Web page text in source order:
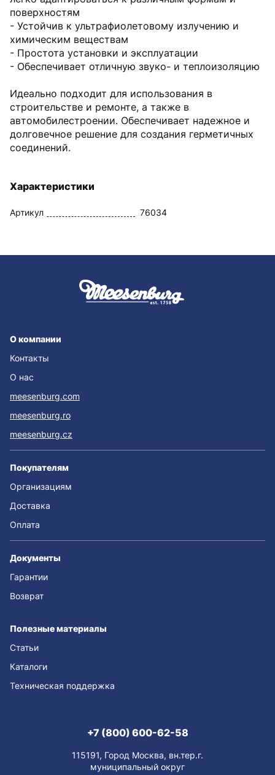
поверхностям
- Устойчив к ультрафиолетовому излучению и
химическим веществам
- Простота установки и эксплуатации
- Обеспечивает отличную звуко- и теплоизоляцию
Идеально подходит для использования в
строительстве и ремонте, а также в
автомобилестроении. Обеспечивает надежное и
долговечное решение для создания герметичных
соединений.
Характеристики
Артикул 76034
О компании
Контакты
О нас
meesenburg.com
meesenburg.ro
meesenburg.cz
Покупателям
Организациям
Доставка
Оплата
Документы
Гарантии
Возврат
Полезные материалы
Статьи
Каталоги
Техническая поддержка
+7 (800) 600-62-58
115191, Город Москва, вн.тер.г.
муниципальный округ